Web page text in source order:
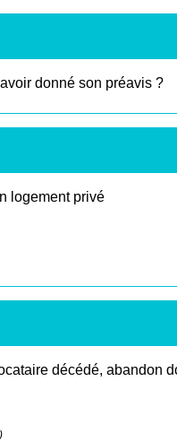
donné son préavis ?
logement privé
décédé, abandon